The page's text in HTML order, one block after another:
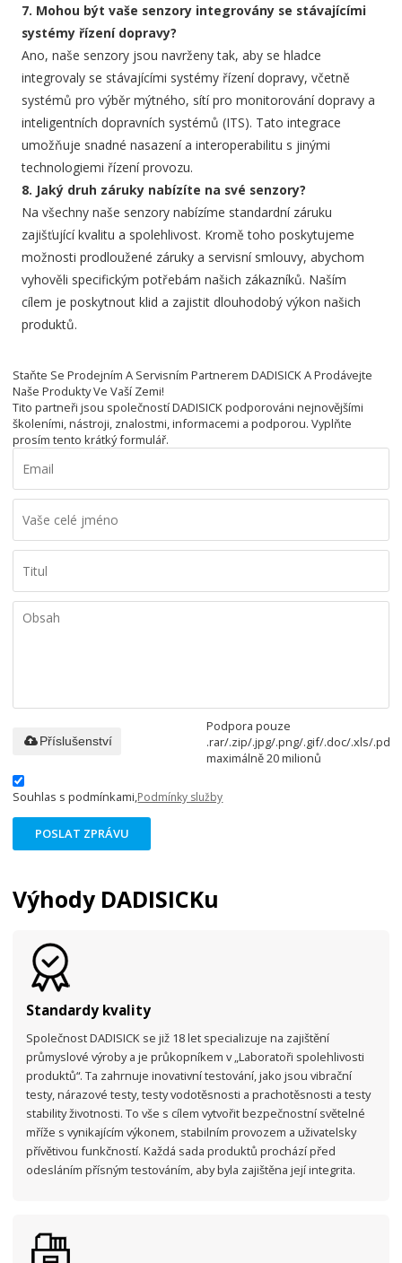
7. Mohou být vaše senzory integrovány se stávajícími
systémy řízení dopravy?
Ano, naše senzory jsou navrženy tak, aby se hladce
integrovaly se stávajícími systémy řízení dopravy, včetně
systémů pro výběr mýtného, sítí pro monitorování dopravy a
inteligentních dopravních systémů (ITS). Tato integrace
umožňuje snadné nasazení a interoperabilitu s jinými
technologiemi řízení provozu.
8. Jaký druh záruky nabízíte na své senzory?
Na všechny naše senzory nabízíme standardní záruku
zajišťující kvalitu a spolehlivost. Kromě toho poskytujeme
možnosti prodloužené záruky a servisní smlouvy, abychom
vyhověli specifickým potřebám našich zákazníků. Naším
cílem je poskytnout klid a zajistit dlouhodobý výkon našich
produktů.
Staňte Se Prodejním A Servisním Partnerem DADISICK A Prodávejte
Naše Produkty Ve Vaší Zemi!
Tito partneři jsou společností DADISICK podporováni nejnovějšími
školeními, nástroji, znalostmi, informacemi a podporou. Vyplňte
prosím tento krátký formulář.
Podpora pouze
.rar/.zip/.jpg/.png/.gif/.doc/.xls/.pdf,
maximálně 20 milionů
Příslušenství
Souhlas s podmínkami, Podmínky služby
POSLAT ZPRÁVU
Výhody DADISICKu
Standardy kvality
Společnost DADISICK se již 18 let specializuje na zajištění
průmyslové výroby a je průkopníkem v „Laboratoři spolehlivosti
produktů“. Ta zahrnuje inovativní testování, jako jsou vibrační
testy, nárazové testy, testy vodotěsnosti a prachotěsnosti a testy
stability životnosti. To vše s cílem vytvořit bezpečnostní světelné
mříže s vynikajícím výkonem, stabilním provozem a uživatelsky
přívětivou funkčností. Každá sada produktů prochází před
odesláním přísným testováním, aby byla zajištěna její integrita.